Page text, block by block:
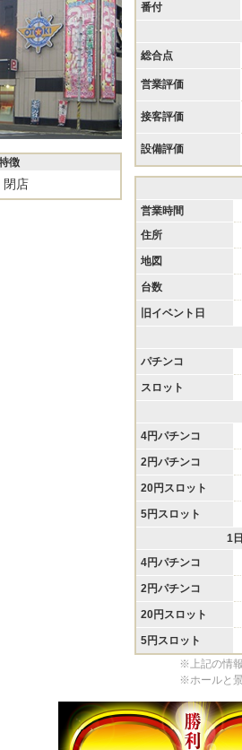
徴
店
番付
総合点
営業評価
接客評価
設備評価
営業時間
住所
地図
台数
旧イベント日
パチンコ
スロット
4円パチンコ
2円パチンコ
20円スロット
5円スロット
1
4円パチンコ
2円パチンコ
20円スロット
5円スロット
※上記の情
※ホールと